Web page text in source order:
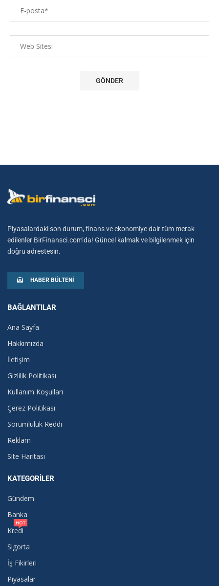
Piyasalardaki son durum, finans ve ekonomiye dair tüm merak
edilenler BirFinansci.com’da! Güncel kalmak ve bilgilenmek için
doğru adrestesin.
HABER BÜLTENI
BAĞLANTILAR
Ana Sayfa
Hakkımızda
İletişim
Gizlilik Politikası
Kullanım Koşulları
Çerez Politikası
Sorumluluk Reddi
Reklam
Site Haritası
KATEGORILER
Gündem
Banka
Kredi
HOT
Sigorta
İş Fikirleri
Piyasalar